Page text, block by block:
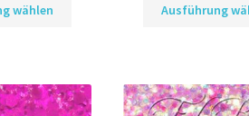
wählen
auf.
Ausführung